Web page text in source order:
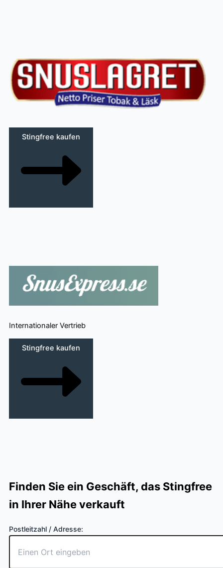
Stingfree kaufen
Internationaler Vertrieb
Stingfree kaufen
Finden Sie ein Geschäft, das Stingfree
in Ihrer Nähe verkauft
Postleitzahl / Adresse: